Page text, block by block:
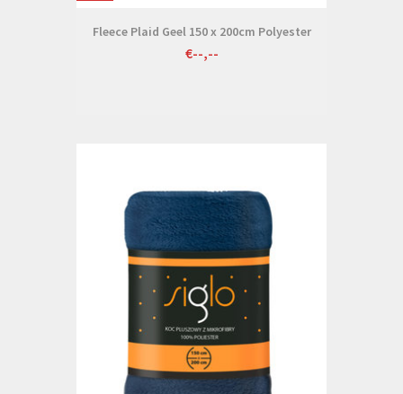
Fleece Plaid Geel 150 x 200cm Polyester
€--,--